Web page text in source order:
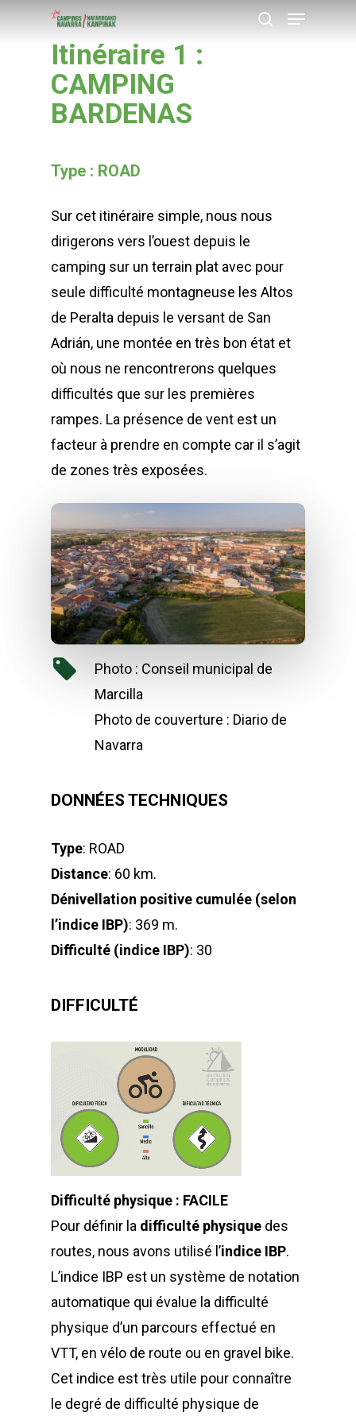
Menu
Itinéraire 1 :
CAMPING
BARDENAS
Type : ROAD
Sur cet itinéraire simple, nous nous
dirigerons vers l’ouest depuis le
camping sur un terrain plat avec pour
seule difficulté montagneuse les Altos
de Peralta depuis le versant de San
Adrián, une montée en très bon état et
où nous ne rencontrerons quelques
difficultés que sur les premières
rampes. La présence de vent est un
facteur à prendre en compte car il s’agit
de zones très exposées.
Photo : Conseil municipal de
Marcilla
Photo de couverture : Diario de
Navarra
DONNÉES TECHNIQUES
Type: ROAD
Distance: 60 km.
Dénivellation positive cumulée (selon
l’indice IBP): 369 m.
Difficulté (indice IBP): 30
DIFFICULTÉ
Difficulté physique : FACILE
Pour définir la difficulté physique des
routes, nous avons utilisé l’indice IBP.
L’indice IBP est un système de notation
automatique qui évalue la difficulté
physique d’un parcours effectué en
VTT, en vélo de route ou en gravel bike.
Cet indice est très utile pour connaître
le degré de difficulté physique de